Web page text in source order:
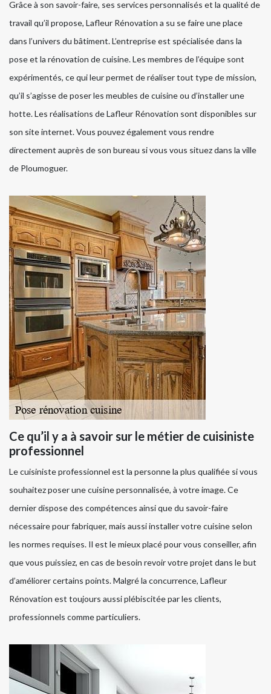
Grâce à son savoir-faire, ses services personnalisés et la qualité de
travail qu’il propose, Lafleur Rénovation a su se faire une place
dans l’univers du bâtiment. L’entreprise est spécialisée dans la
pose et la rénovation de cuisine. Les membres de l’équipe sont
expérimentés, ce qui leur permet de réaliser tout type de mission,
qu’il s’agisse de poser les meubles de cuisine ou d’installer une
hotte. Les réalisations de Lafleur Rénovation sont disponibles sur
son site internet. Vous pouvez également vous rendre
directement auprès de son bureau si vous vous situez dans la ville
de Ploumoguer.
Ce qu’il y a à savoir sur le métier de cuisiniste
professionnel
Le cuisiniste professionnel est la personne la plus qualifiée si vous
souhaitez poser une cuisine personnalisée, à votre image. Ce
dernier dispose des compétences ainsi que du savoir-faire
nécessaire pour fabriquer, mais aussi installer votre cuisine selon
les normes requises. Il est le mieux placé pour vous conseiller, afin
que vous puissiez, en cas de besoin revoir votre projet dans le but
d’améliorer certains points. Malgré la concurrence, Lafleur
Rénovation est toujours aussi plébiscitée par les clients,
professionnels comme particuliers.